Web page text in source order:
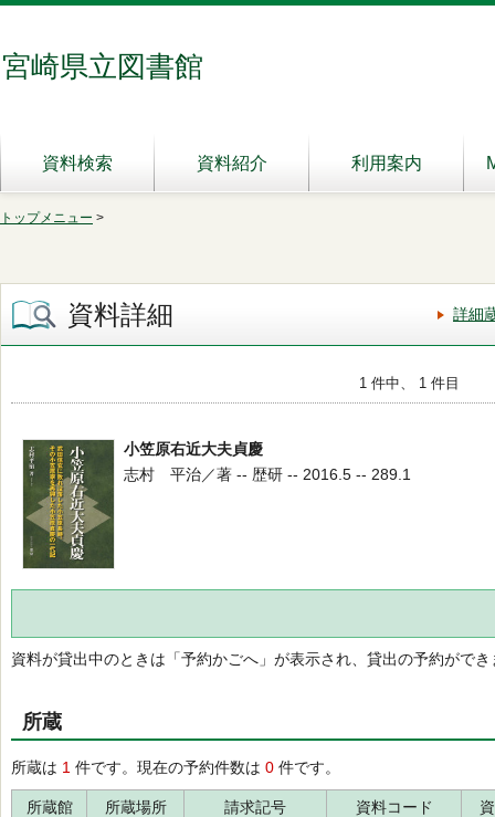
宮崎県立図書館
資料検索 資料紹介 利用案内
トップメニュー >
資料詳細 詳細
1 件中、 1 件目
小笠原右近大夫貞慶
志村 平治／著 -- 歴研 -- 2016.5 -- 289.1
資料が貸出中のときは「予約かごへ」が表示され、貸出の予約ができ
所蔵
所蔵は 1 件です。現在の予約件数は 0 件です。
所蔵館 所蔵場所 請求記号 資料コード